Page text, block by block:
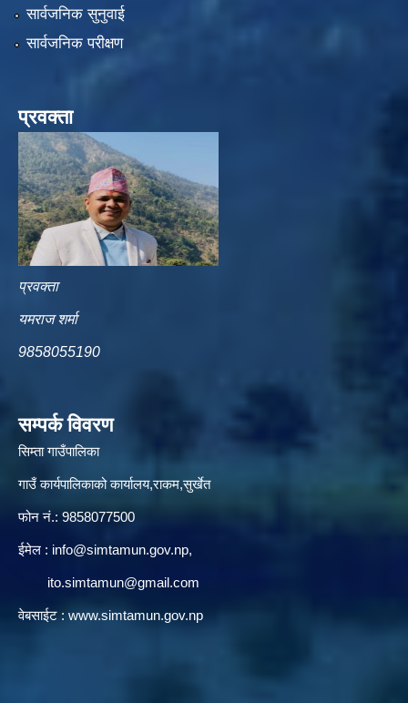
सार्वजनिक सुनुवाई
सार्वजनिक परीक्षण
प्रवक्ता
प्रवक्ता
यमराज शर्मा
9858055190
सम्पर्क विवरण
सिम्ता गाउँपालिका
गाउँ कार्यपालिकाको कार्यालय,राकम,सुर्खेत
फोन नं.: 9858077500
ईमेल‌ : info@simtamun.gov.np,
ito.simtamun@gmail.com
वेबसाईट : www.simtamun.gov.np